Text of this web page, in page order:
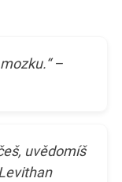
–
uvědomíš